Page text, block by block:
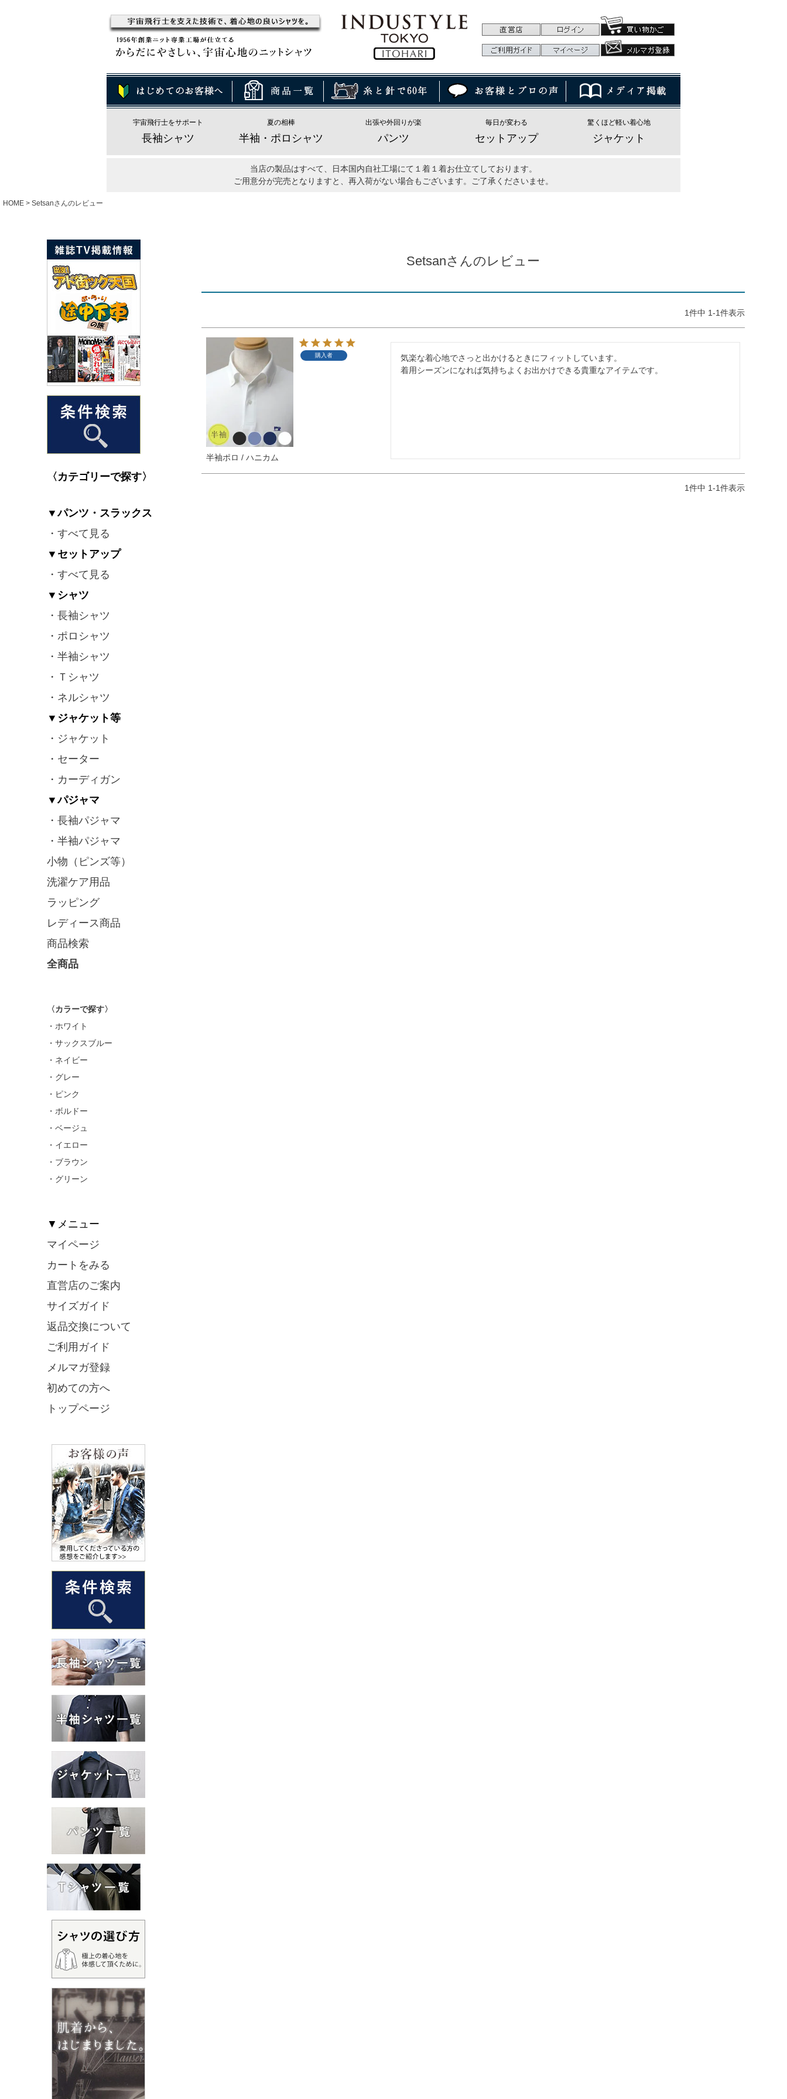
宇宙飛行士をサポート
長袖シャツ
夏の相棒
半袖・ポロシャツ
出張や外回りが楽
パンツ
毎日が変わる
セットアップ
驚くほど軽い着心地
ジャケット
当店の製品はすべて、日本国内自社工場にて１着１着お仕立てしております。
ご用意分が完売となりますと、再入荷がない場合もございます。ご了承くださいませ。
HOME Setsanさんのレビュー
〈カテゴリーで探す〉
▼パンツ・スラックス
・すべて見る
▼セットアップ
・すべて見る
▼シャツ
・長袖シャツ
・ポロシャツ
・半袖シャツ
・Ｔシャツ
・ネルシャツ
▼ジャケット等
・ジャケット
・セーター
・カーディガン
▼パジャマ
・長袖パジャマ
・半袖パジャマ
小物（ピンズ等）
洗濯ケア用品
ラッピング
レディース商品
商品検索
全商品
〈カラーで探す〉
・ホワイト
・サックスブルー
・ネイビー
・グレー
・ピンク
・ボルドー
・ベージュ
・イエロー
・ブラウン
・グリーン
▼メニュー
マイページ
カートをみる
直営店のご案内
サイズガイド
返品交換について
ご利用ガイド
メルマガ登録
初めての方へ
トップページ
Setsanさんのレビュー
1件中 1-1件表示
半袖ポロ / ハニカム
購入者
気楽な着心地でさっと出かけるときにフィットしています。
着用シーズンになれば気持ちよくお出かけできる貴重なアイテムです。
1件中 1-1件表示